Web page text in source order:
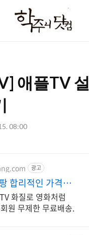
주
컴
애플TV
08:00
광고
합리적인 가격의
화질로 영화처럼
원 무제한 무료배송.